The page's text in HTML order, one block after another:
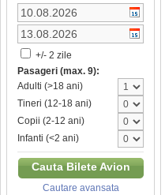
+/- 2 zile
Pasageri (max. 9):
Adulti (>18 ani)
Tineri (12-18 ani)
Copii (2-12 ani)
Infanti (<2 ani)
Cauta Bilete Avion
Cautare avansata